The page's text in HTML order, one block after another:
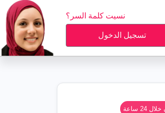
نسيت كلمة السر؟
تسجيل الدخول
24 ساعة